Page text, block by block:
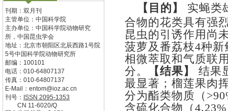
刊期：双月刊
主管单位： 中国科学院
主办单位： 中国科学院动物研究
所，中国昆虫学会
地址： 北京市朝阳区北辰西路1号院
5号中国科学院动物研究所
邮编： 100101
电话： 010-64807137
传真： 010-64807137
E-Mail： entom@ioz.ac.cn
刊号： ISSN 2095-1353
CN 11-6020/Q
【目的】 实蝇类
合物的花类具有强
昆虫的引诱作用尚
菠萝及番荔枝4种新
相微萃取和气质联
分。
【结果】 结果
最显著；榴莲果肉
分为酯类物质（
含硫化合物（4.23%